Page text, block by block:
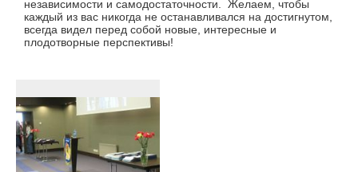
независимости и самодостаточности. Желаем, чтобы
каждый из вас никогда не останавливался на достигнутом,
всегда видел перед собой новые, интересные и
плодотворные перспективы!